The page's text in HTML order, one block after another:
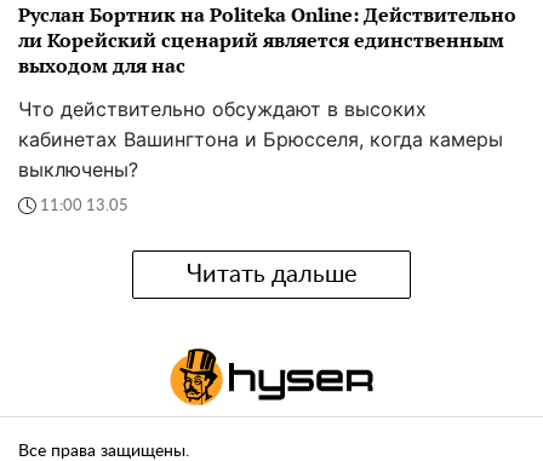
Руслан Бортник на Politeka Online: Действительно
ли Корейский сценарий является единственным
выходом для нас
Что действительно обсуждают в высоких
кабинетах Вашингтона и Брюсселя, когда камеры
выключены?
11:00 13.05
Читать дальше
Все права защищены.